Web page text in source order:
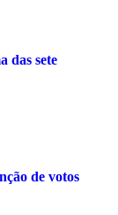
das sete
de votos